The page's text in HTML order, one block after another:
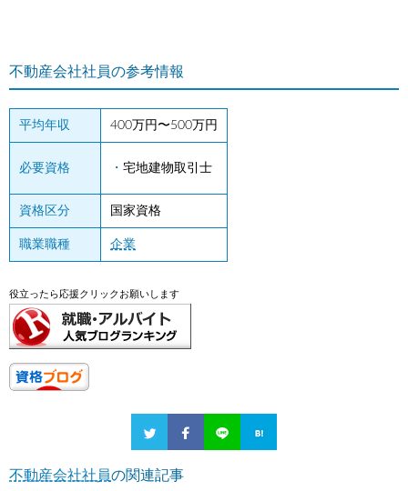
不動産会社社員の参考情報
平均年収 400万円〜500万円
必要資格 宅地建物取引士
資格区分 国家資格
職業職種 企業
役立ったら応援クリックお願いします
不動産会社社員の関連記事